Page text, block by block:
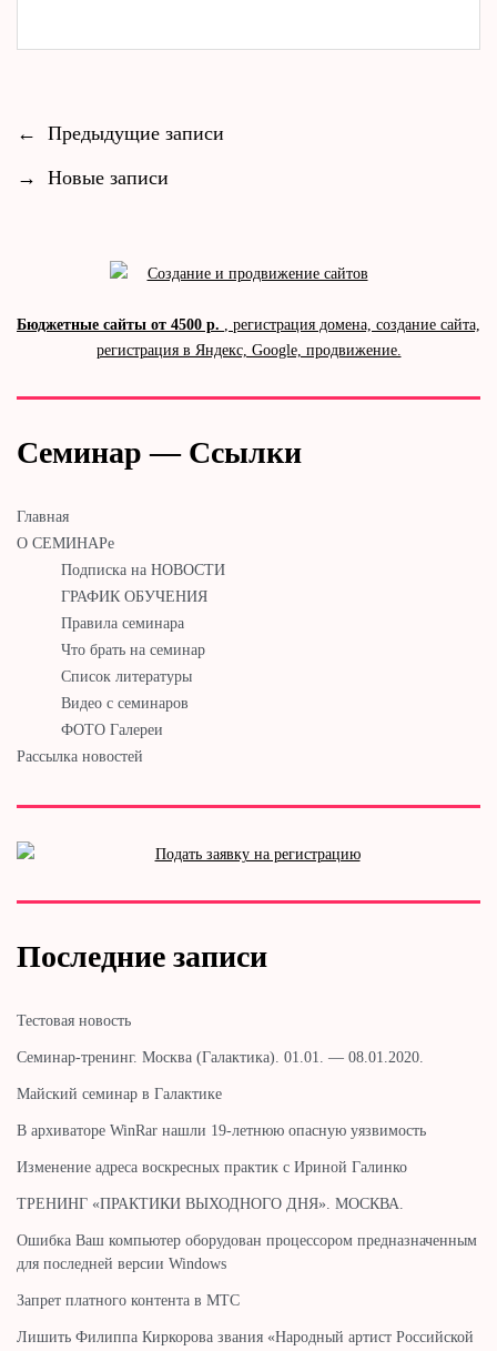
←
Предыдущие записи
→
Новые записи
Бюджетные сайты от 4500 р. , регистрация домена, создание сайта,
регистрация в Яндекс, Google, продвижение.
Семинар — Ссылки
Главная
О СЕМИНАРе
Подписка на НОВОСТИ
ГРАФИК ОБУЧЕНИЯ
Правила семинара
Что брать на семинар
Список литературы
Видео с семинаров
ФОТО Галереи
Рассылка новостей
Последние записи
Тестовая новость
Cеминар-тренинг. Москва (Галактика). 01.01. — 08.01.2020.
Майский семинар в Галактике
В архиваторе WinRar нашли 19-летнюю опасную уязвимость
Изменение адреса воскресных практик с Ириной Галинко
ТРЕНИНГ «ПРАКТИКИ ВЫХОДНОГО ДНЯ». МОСКВА.
Ошибка Ваш компьютер оборудован процессором предназначенным
для последней версии Windows
Запрет платного контента в МТС
Лишить Филиппа Киркорова звания «Народный артист Российской